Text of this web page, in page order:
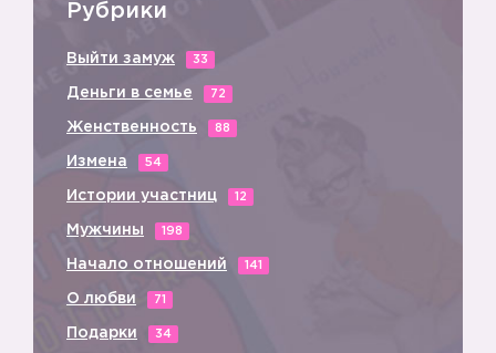
Рубрики
Выйти замуж 33
Деньги в семье 72
Женственность 88
Измена 54
Истории участниц 12
Мужчины 198
Начало отношений 141
О любви 71
Подарки 34